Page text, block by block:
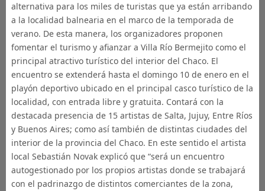
alternativa para los miles de turistas que ya están arribando
a la localidad balnearia en el marco de la temporada de
verano. De esta manera, los organizadores proponen
fomentar el turismo y afianzar a Villa Río Bermejito como el
principal atractivo turístico del interior del Chaco. El
encuentro se extenderá hasta el domingo 10 de enero en el
playón deportivo ubicado en el principal casco turístico de la
localidad, con entrada libre y gratuita. Contará con la
destacada presencia de 15 artistas de Salta, Jujuy, Entre Ríos
y Buenos Aires; como así también de distintas ciudades del
interior de la provincia del Chaco. En este sentido el artista
local Sebastián Novak explicó que “será un encuentro
autogestionado por los propios artistas donde se trabajará
con el padrinazgo de distintos comerciantes de la zona,